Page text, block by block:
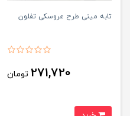
تابه مینی طرح عروسکی تفلون
271,720 تومان